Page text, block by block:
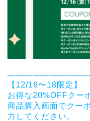
【12/16〜18限定】
お得な20%OFFクー
商品購入画面でクー
力してください。